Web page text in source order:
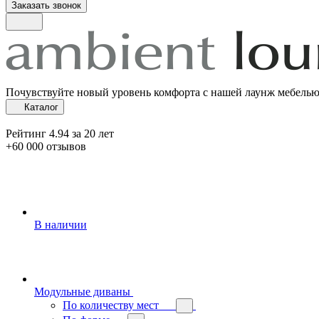
Заказать звонок
Почувствуйте новый уровень комфорта с нашей лаунж мебелью
Каталог
Рейтинг 4.94 за 20 лет
+60 000 отзывов
В наличии
Модульные диваны
По количеству мест